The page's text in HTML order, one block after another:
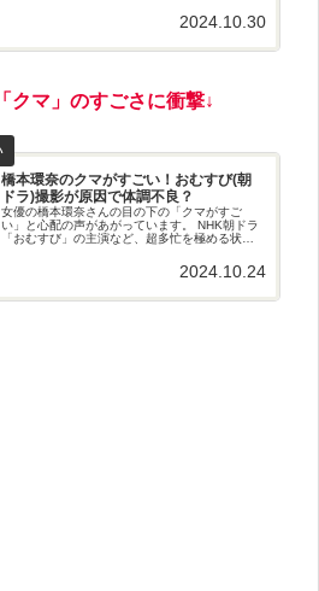
エット方法が気になったので調べてみました！
2024.10.30
「 クマ 」 のすごさに衝撃↓
橋本環奈のクマがすごい！おむすび(朝
ドラ)撮影が原因で体調不良？
女優の橋本環奈さんの目の下の「クマがすご
い」と心配の声があがっています。 NHK朝ドラ
「おむすび」の主演など、超多忙を極める状況
す。 今回は、橋本環奈さんの「クマ」の原因や
心配される体調について調べていきたいと思い
2024.10.24